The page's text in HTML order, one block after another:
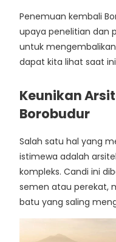
Penemuan kembali
upaya penelitian dan
untuk
dapat kita lihat saat
Keunikan
Borobudur
Salah satu hal yang
istimewa adalah
kompleks. Candi ini
semen atau perekat,
batu yang saling